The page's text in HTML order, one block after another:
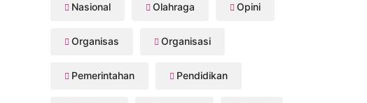
Nasional Olahraga Opini
Organisas Organisasi
Pemerintahan Pendidikan